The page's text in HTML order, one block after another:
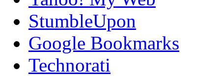
StumbleUpon
Google Bookmarks
Technorati